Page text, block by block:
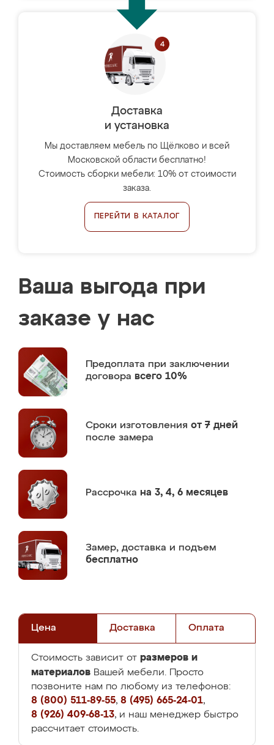
Доставка
и установка
Мы доставляем мебель по Щёлково и всей
Московской области бесплатно!
Стоимость сборки мебели: 10% от стоимости
заказа.
ПЕРЕЙТИ В КАТАЛОГ
Ваша выгода при
заказе у нас
Предоплата при заключении
договора всего 10%
Сроки изготовления от 7 дней
после замера
Рассрочка на 3, 4, 6 месяцев
Замер, доставка и подъем
бесплатно
Цена Доставка Оплата
Стоимость зависит от размеров и
материалов Вашей мебели. Просто
позвоните нам по любому из телефонов:
8 (800) 511-89-55, 8 (495) 665-24-01,
8 (926) 409-68-13, и наш менеджер быстро
рассчитает стоимость.